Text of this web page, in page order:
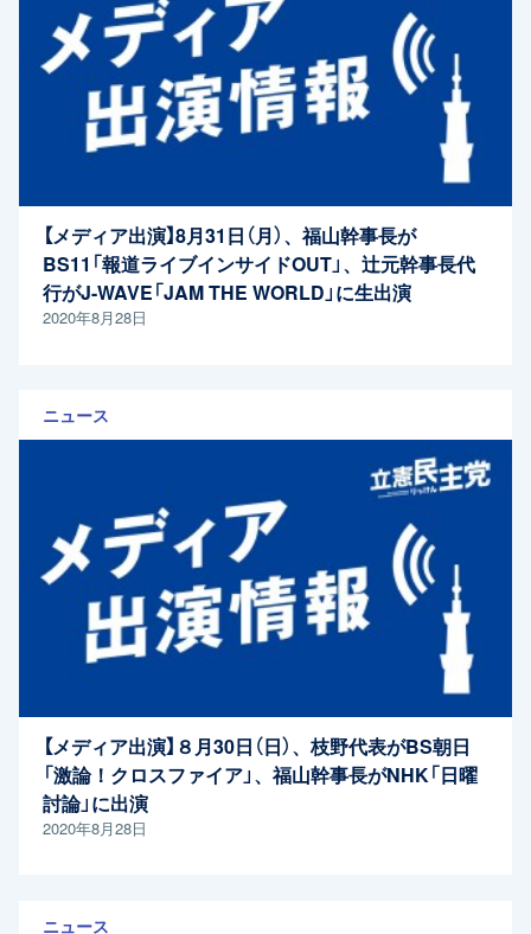
【メディア出演】8月31日（月）、福山幹事長が
BS11「報道ライブインサイドOUT」、辻元幹事長代
行がJ-WAVE「JAM THE WORLD」に生出演
2020年8月28日
ニュース
【メディア出演】８月30日（日）、枝野代表がBS朝日
「激論！クロスファイア」、福山幹事長がNHK「日曜
討論」に出演
2020年8月28日
ニュース